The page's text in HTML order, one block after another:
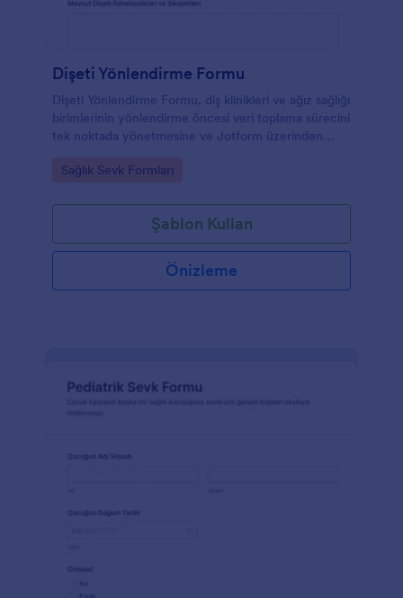
Dişeti Yönlendirme Formu
Dişeti Yönlendirme Formu, diş klinikleri ve ağız sağlığı
birimlerinin yönlendirme öncesi veri toplama sürecini
tek noktada yönetmesine ve Jotform üzerinden
Go to Category:
Sağlık Sevk Formları
Şablon Kullan
Önizleme